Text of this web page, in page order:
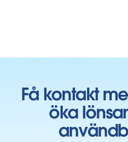
Få kontakt
öka